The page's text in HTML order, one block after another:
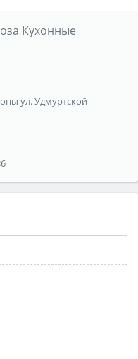
Кухонные
ул. Удмуртской